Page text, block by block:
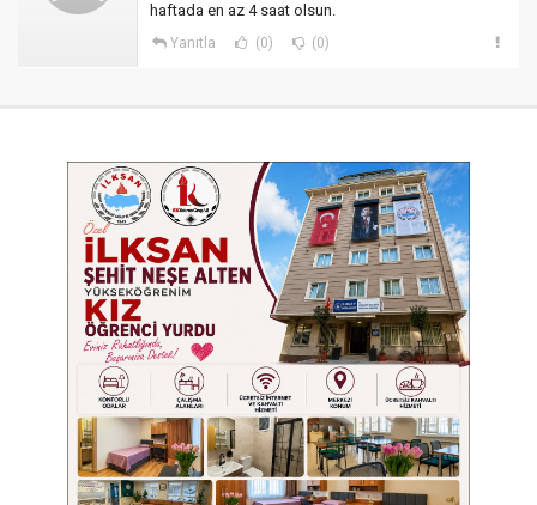
haftada en az 4 saat olsun.
Yanıtla (0) (0)